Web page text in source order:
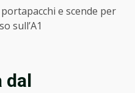
e scende per
sull’A1
dal